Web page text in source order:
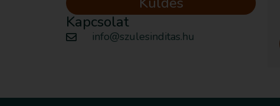
Kapcsolat
info@szulesinditas.hu